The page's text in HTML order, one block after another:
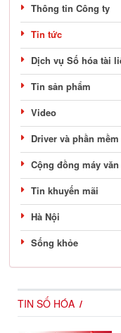
Thông tin Công ty
Tin tức
Dịch vụ Số hóa tài
Tin sản phẩm
Video
Driver và phần mềm
Cộng đồng máy
Tin khuyến mãi
Hà Nội
Sống khỏe
TIN SỐ HÓA